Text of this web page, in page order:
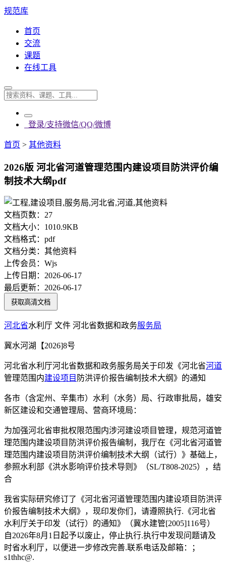
规范库
首页
交流
课题
在线工具
登录/支持微信/QQ/微博
首页 > 其他资料
2026版 河北省河道管理范围内建设项目防洪评价编
制技术大纲pdf
文档页数： 27
文档大小： 1010.9KB
文档格式： pdf
文档分类： 其他资料
上传会员： Wjs
上传日期： 2026-06-17
最后更新： 2026-06-17
获取高清文档
河北省水利厅 文件 河北省数据和政务服务局
冀水河湖【2026]8号
河北省水利厅河北省数据和政务服务局关于印发《河北省河道
管理范围内建设项目 防洪评价报告编制技术大纲》的通知
各市（含定州、辛集市）水利（水务）局、行政审批局，雄安
新区建设和交通管理局、营商环境局：
为加强河北省审批权限范围内涉河建设项目管理，规范河道管
理范围内建设项目防洪评价报告编制，我厅在《河北省河道管
理范围内建设项目防洪评价编制技术大纲（试行）》基础上，
参照水利部《洪水影响评价技术导则》（SL/T808-2025），结
合
我省实际研究修订了《河北省河道管理范围内建设项目防洪评
价报告编制技术大纲》，现印发你们，请遵照执行.《河北省
水利厅关于印发（试行）的通知》（冀水建管[2005]116号）
自2026年8月1日起予以废止，停止执行.执行中发现问题请及
时省水利厅，以便进一步修改完善.联系电话及邮箱：；
s1thhc@.